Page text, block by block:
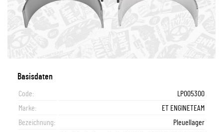
Basisdaten
Code:
LP005300
Marke:
ET ENGINETEAM
Bezeichnung:
Pleuellager